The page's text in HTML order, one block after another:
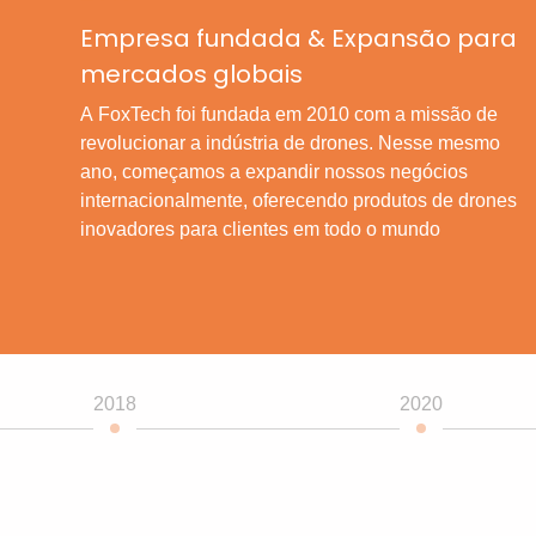
Empresa fundada & Expansão para
mercados globais
A FoxTech foi fundada em 2010 com a missão de
revolucionar a indústria de drones. Nesse mesmo
ano, começamos a expandir nossos negócios
internacionalmente, oferecendo produtos de drones
inovadores para clientes em todo o mundo
2018 2020